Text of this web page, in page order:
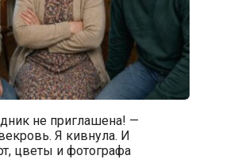
не приглашена! —
Я кивнула. И
цветы и фотографа